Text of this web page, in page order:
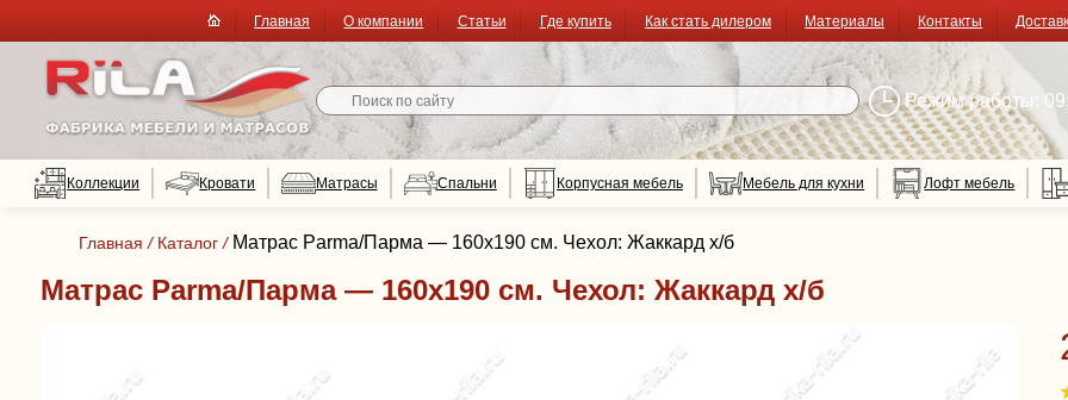
Главная О компании Статьи Где купить Как стать дилером Материалы Контакты
Режим работы:
Коллекции Кровати Матрасы Спальни Корпусная мебель Мебель для кухни Лофт мебель
Главная / Каталог / Матрас Parma/Парма — 160x190 см. Чехол: Жаккард х/б
Матрас Parma/Парма — 160x190 см. Чехол: Жаккард х/б